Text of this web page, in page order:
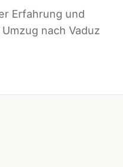
Erfahrung und
nach Vaduz